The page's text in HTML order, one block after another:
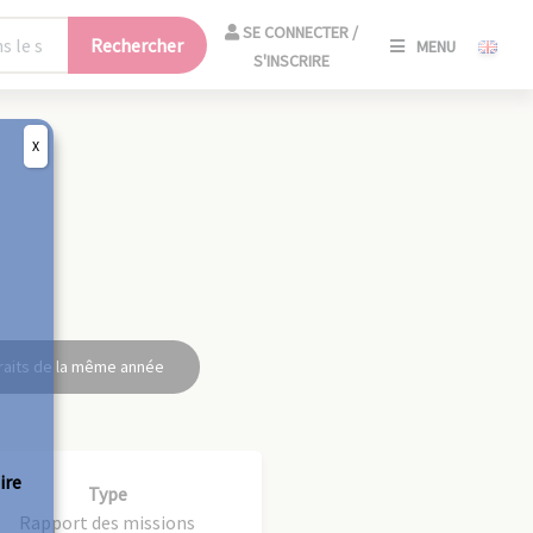
Rechercher
SE CONNECTER /
S'INSCRIRE
MENU
de la même année
Type
Rapport des missions
X